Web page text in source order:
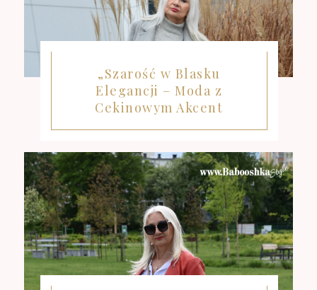
„Szarość w Blasku
Elegancji – Moda z
Cekinowym Akcent